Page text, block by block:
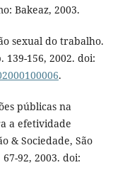
Bakeaz, 2003.
sexual do trabalho.
139-156, 2002. doi:
.
públicas na
a efetividade
& Sociedade, São
92, 2003. doi: